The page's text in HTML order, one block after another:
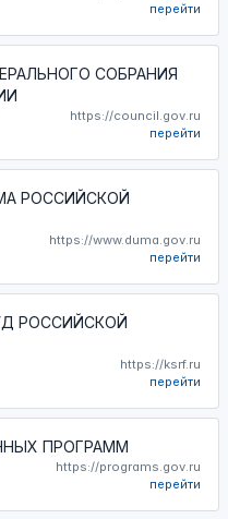
перейти
СОБРАНИЯ
https://council.gov.ru
перейти
РОССИЙСКОЙ
https://www.duma.gov.ru
перейти
РОССИЙСКОЙ
https://ksrf.ru
перейти
ПРОГРАММ
https://programs.gov.ru
перейти